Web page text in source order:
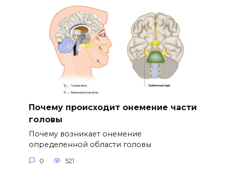
Почему происходит онемение части
головы
Почему возникает онемение
определенной области головы
0 521